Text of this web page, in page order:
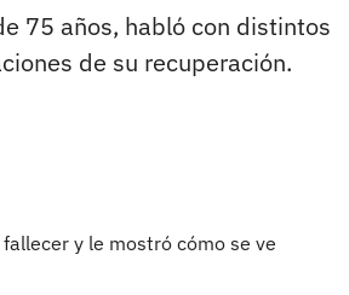
75 años, habló con distintos
de su recuperación.
y le mostró cómo se ve